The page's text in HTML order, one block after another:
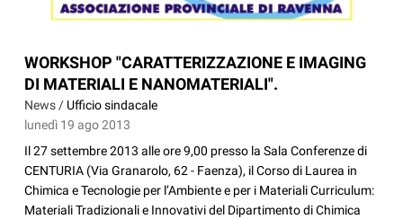
WORKSHOP "CARATTERIZZAZIONE E IMAGING
DI MATERIALI E NANOMATERIALI".
News / Ufficio sindacale
lunedì 19 ago 2013
Il 27 settembre 2013 alle ore 9,00 presso la Sala Conferenze di
CENTURIA (Via Granarolo, 62 - Faenza), il Corso di Laurea in
Chimica e Tecnologie per l’Ambiente e per i Materiali Curriculum:
Materiali Tradizionali e Innovativi del Dipartimento di Chimica